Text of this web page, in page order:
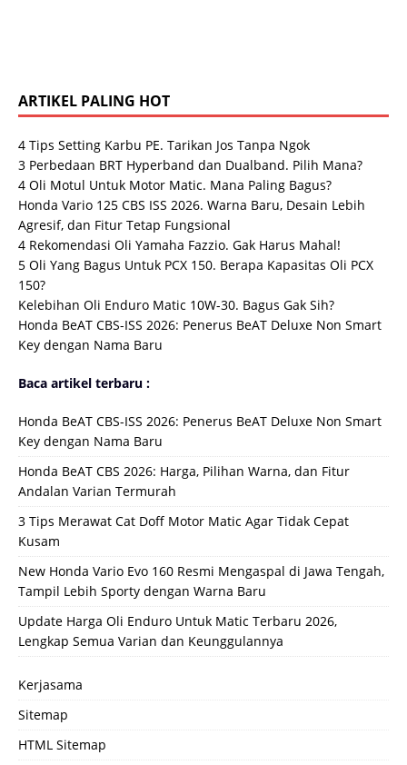
ARTIKEL PALING HOT
4 Tips Setting Karbu PE. Tarikan Jos Tanpa Ngok
3 Perbedaan BRT Hyperband dan Dualband. Pilih Mana?
4 Oli Motul Untuk Motor Matic. Mana Paling Bagus?
Honda Vario 125 CBS ISS 2026. Warna Baru, Desain Lebih
Agresif, dan Fitur Tetap Fungsional
4 Rekomendasi Oli Yamaha Fazzio. Gak Harus Mahal!
5 Oli Yang Bagus Untuk PCX 150. Berapa Kapasitas Oli PCX
150?
Kelebihan Oli Enduro Matic 10W-30. Bagus Gak Sih?
Honda BeAT CBS-ISS 2026: Penerus BeAT Deluxe Non Smart
Key dengan Nama Baru
Baca artikel terbaru :
Honda BeAT CBS-ISS 2026: Penerus BeAT Deluxe Non Smart
Key dengan Nama Baru
Honda BeAT CBS 2026: Harga, Pilihan Warna, dan Fitur
Andalan Varian Termurah
3 Tips Merawat Cat Doff Motor Matic Agar Tidak Cepat
Kusam
New Honda Vario Evo 160 Resmi Mengaspal di Jawa Tengah,
Tampil Lebih Sporty dengan Warna Baru
Update Harga Oli Enduro Untuk Matic Terbaru 2026,
Lengkap Semua Varian dan Keunggulannya
Kerjasama
Sitemap
HTML Sitemap